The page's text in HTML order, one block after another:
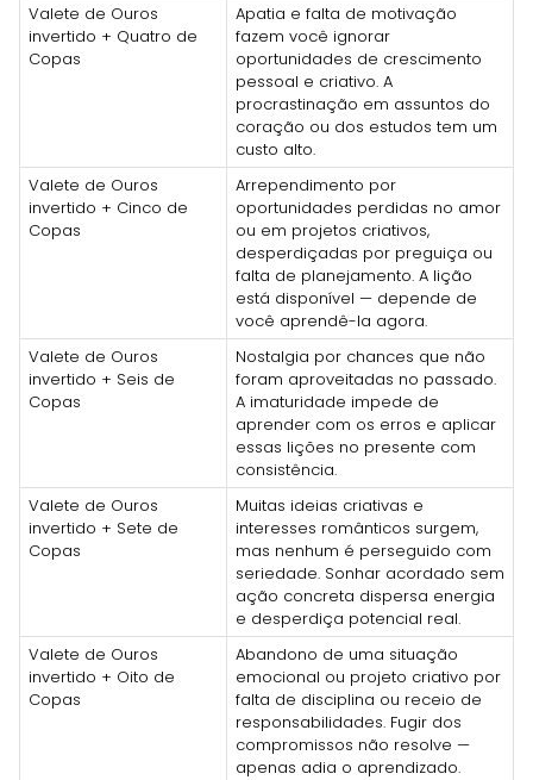
Valete de Ouros
invertido + Quatro de
Copas
Apatia e falta de motivação
fazem você ignorar
oportunidades de crescimento
pessoal e criativo. A
procrastinação em assuntos do
coração ou dos estudos tem um
custo alto.
Valete de Ouros
invertido + Cinco de
Copas
Arrependimento por
oportunidades perdidas no amor
ou em projetos criativos,
desperdiçadas por preguiça ou
falta de planejamento. A lição
está disponível — depende de
você aprendê-la agora.
Valete de Ouros
invertido + Seis de
Copas
Nostalgia por chances que não
foram aproveitadas no passado.
A imaturidade impede de
aprender com os erros e aplicar
essas lições no presente com
consistência.
Valete de Ouros
invertido + Sete de
Copas
Muitas ideias criativas e
interesses românticos surgem,
mas nenhum é perseguido com
seriedade. Sonhar acordado sem
ação concreta dispersa energia
e desperdiça potencial real.
Valete de Ouros
invertido + Oito de
Copas
Abandono de uma situação
emocional ou projeto criativo por
falta de disciplina ou receio de
responsabilidades. Fugir dos
compromissos não resolve —
apenas adia o aprendizado.